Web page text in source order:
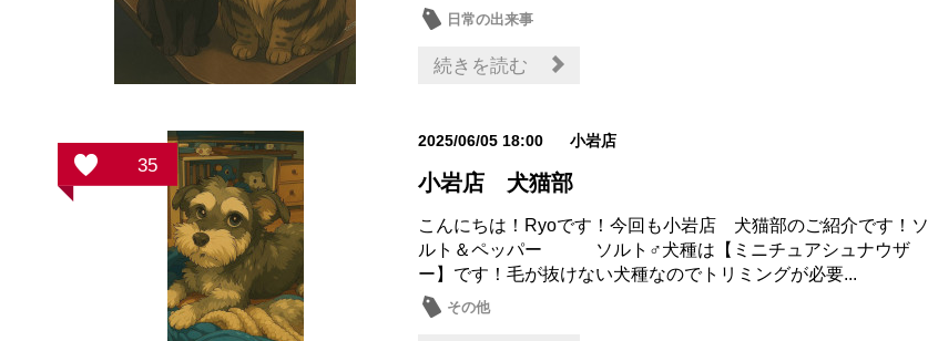
日常の出来事
続きを読む
35
2025/06/05 18:00 小岩店
小岩店 犬猫部
こんにちは！Ryoです！今回も小岩店 犬猫部のご紹介です！ソ
ルト＆ペッパー ソルト♂犬種は【ミニチュアシュナウザ
ー】です！毛が抜けない犬種なのでトリミングが必要...
その他